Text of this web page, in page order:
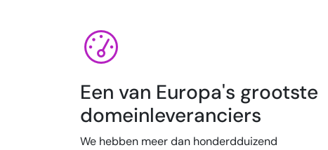
Een van Europa's grootste
domeinleveranciers
We hebben meer dan honderdduizend